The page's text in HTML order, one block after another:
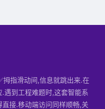
指滑动间,信息就跳出来.在
遇到工程难题时,这套智能系
接.移动端访问同样顺畅,关